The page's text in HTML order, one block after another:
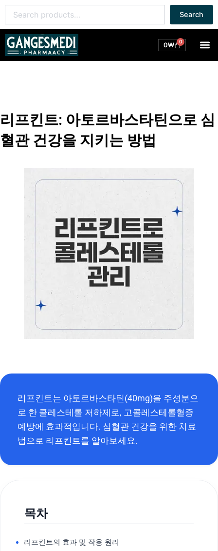
콘
츠
너
for:
Search
0₩ 0
Cart
리프킨트: 아토르바스타틴으로 심
혈관 건강을 지키는 방법
리프킨트는 아토르바스타틴(40mg)을 주성분으
로 한 콜레스테롤 저하제로, 고콜레스테롤혈증
예방에 효과적입니다. 심혈관 건강을 위한 치료
법으로 리프킨트를 알아보세요.
목차
리프킨트의 효과 및 작용 원리